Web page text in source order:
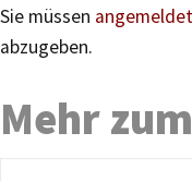
Sie müssen angemeldet
abzugeben.
Mehr